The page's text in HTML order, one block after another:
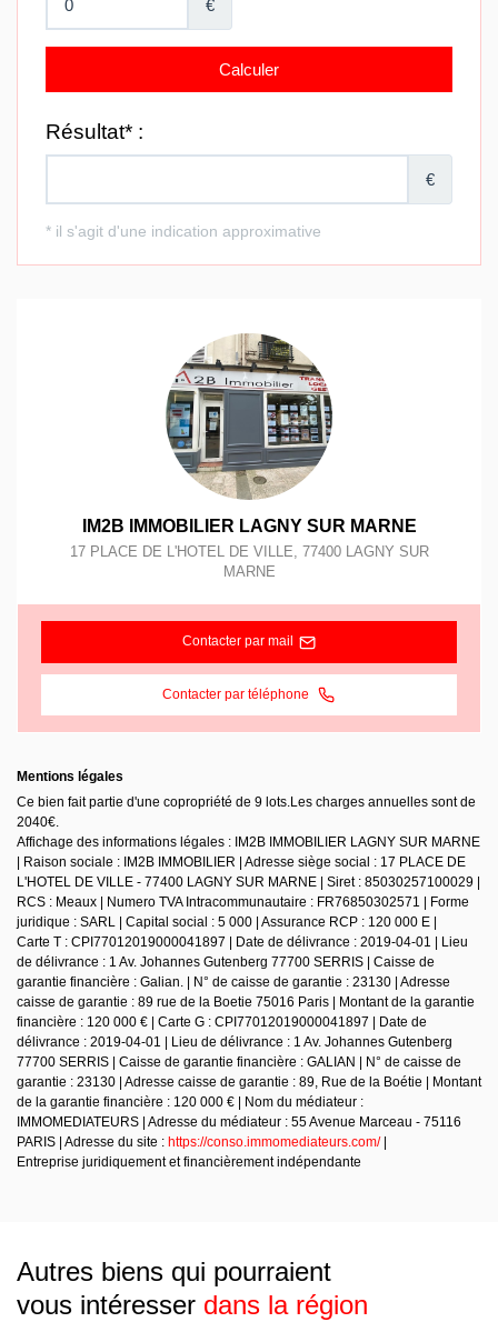
IM2B IMMOBILIER LAGNY SUR MARNE
17 PLACE DE L'HOTEL DE VILLE, 77400 LAGNY SUR
MARNE
Contacter par mail
Contacter par téléphone
Mentions légales
Ce bien fait partie d'une copropriété de 9 lots.Les charges annuelles sont de
2040€.
Affichage des informations légales : IM2B IMMOBILIER LAGNY SUR MARNE
| Raison sociale : IM2B IMMOBILIER | Adresse siège social : 17 PLACE DE
L'HOTEL DE VILLE - 77400 LAGNY SUR MARNE | Siret : 85030257100029 |
RCS : Meaux | Numero TVA Intracommunautaire : FR76850302571 | Forme
juridique : SARL | Capital social : 5 000 | Assurance RCP : 120 000 E |
Carte T : CPI77012019000041897 | Date de délivrance : 2019-04-01 | Lieu
de délivrance : 1 Av. Johannes Gutenberg 77700 SERRIS | Caisse de
garantie financière : Galian. | N° de caisse de garantie : 23130 | Adresse
caisse de garantie : 89 rue de la Boetie 75016 Paris | Montant de la garantie
financière : 120 000 € | Carte G : CPI77012019000041897 | Date de
délivrance : 2019-04-01 | Lieu de délivrance : 1 Av. Johannes Gutenberg
77700 SERRIS | Caisse de garantie financière : GALIAN | N° de caisse de
garantie : 23130 | Adresse caisse de garantie : 89, Rue de la Boétie | Montant
de la garantie financière : 120 000 € | Nom du médiateur :
IMMOMEDIATEURS | Adresse du médiateur : 55 Avenue Marceau - 75116
PARIS | Adresse du site : https://conso.immomediateurs.com/|
Entreprise juridiquement et financièrement indépendante
Autres biens qui pourraient
vous intéresser dans la région